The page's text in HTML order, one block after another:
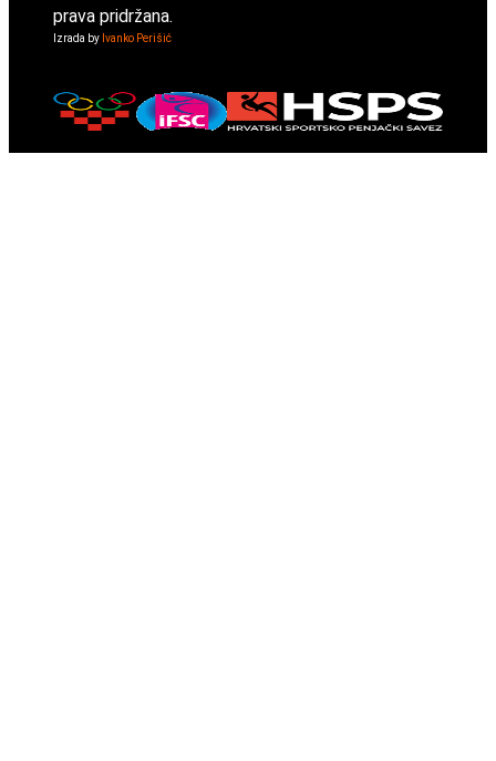
prava pridržana.
Izrada by Ivanko Perišić